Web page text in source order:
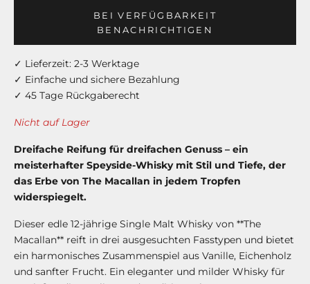
BEI VERFÜGBARKEIT
BENACHRICHTIGEN
✓ Lieferzeit: 2-3 Werktage
✓ Einfache und sichere Bezahlung
✓ 45 Tage Rückgaberecht
Nicht auf Lager
Dreifache Reifung für dreifachen Genuss – ein
meisterhafter Speyside-Whisky mit Stil und Tiefe, der
das Erbe von The Macallan in jedem Tropfen
widerspiegelt.
Dieser edle 12-jährige Single Malt Whisky von **The
Macallan** reift in drei ausgesuchten Fasstypen und bietet
ein harmonisches Zusammenspiel aus Vanille, Eichenholz
und sanfter Frucht. Ein eleganter und milder Whisky für